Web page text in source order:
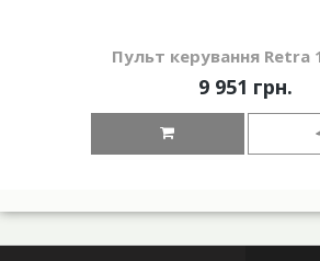
Пульт керування Retra
9 951 грн.